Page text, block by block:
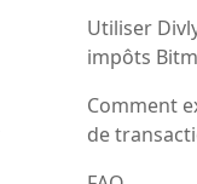
Utiliser
impôts
Comment
de